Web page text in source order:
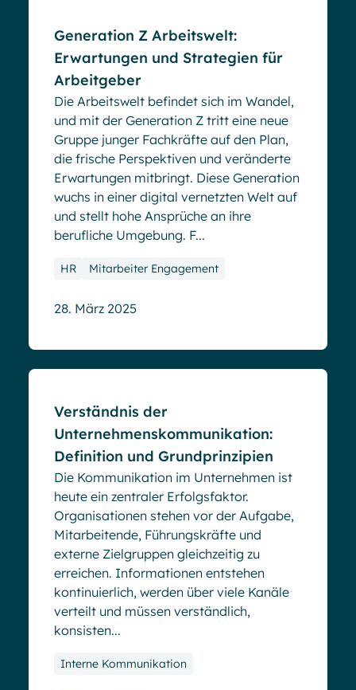
Generation Z Arbeitswelt:
Erwartungen und Strategien für
Arbeitgeber
Die Arbeitswelt befindet sich im Wandel,
und mit der Generation Z tritt eine neue
Gruppe junger Fachkräfte auf den Plan,
die frische Perspektiven und veränderte
Erwartungen mitbringt. Diese Generation
wuchs in einer digital vernetzten Welt auf
und stellt hohe Ansprüche an ihre
berufliche Umgebung. F...
HR Mitarbeiter Engagement
28. März 2025
Verständnis der
Unternehmenskommunikation:
Definition und Grundprinzipien
Die Kommunikation im Unternehmen ist
heute ein zentraler Erfolgsfaktor.
Organisationen stehen vor der Aufgabe,
Mitarbeitende, Führungskräfte und
externe Zielgruppen gleichzeitig zu
erreichen. Informationen entstehen
kontinuierlich, werden über viele Kanäle
verteilt und müssen verständlich,
konsisten...
Interne Kommunikation